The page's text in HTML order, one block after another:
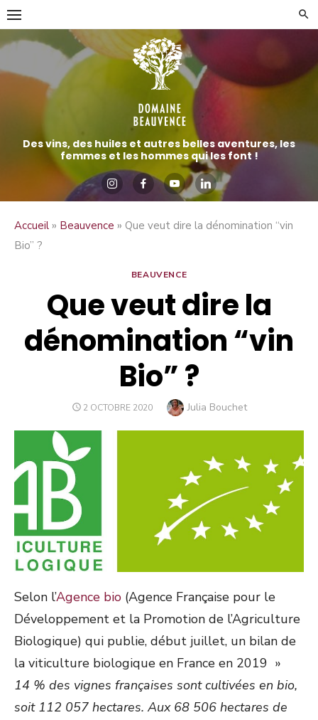
Aller
directement
au
contenu
Des vins, des huiles et autres belles aventures, les
femmes et les hommes qui les font !
Accueil » Beauvence » Que veut dire la dénomination “vin
Bio” ?
BEAUVENCE
Que veut dire la
dénomination “vin
Bio” ?
PUBLIÉ
2 OCTOBRE 2020 Author
Julia Bouchet
Selon l’Agence bio (Agence Française pour le
Développement et la Promotion de l’Agriculture
Biologique) qui publie, début juillet, un bilan de
la viticulture biologique en France en 2019 »
14 % des vignes françaises sont cultivées en bio,
soit 112 057 hectares. Aux 68 506 hectares de